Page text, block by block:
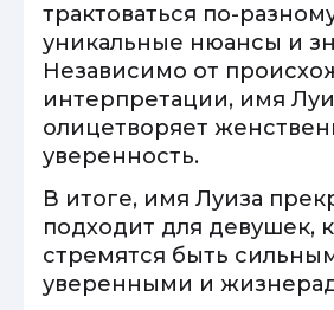
трактоваться по-
уникальные нюансы и
Независимо от
интерпретации, имя
олицетворяет
уверенность.
В итоге, имя Луиза
подходит для девушек,
стремятся быть
уверенными и